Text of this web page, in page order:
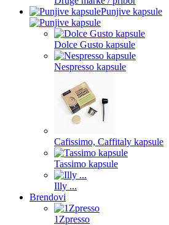
Punjive kapsule
Dolce Gusto kapsule
Nespresso kapsule
Cafissimo, Caffitaly kapsule
Tassimo kapsule
Illy ...
Brendovi
1Zpresso